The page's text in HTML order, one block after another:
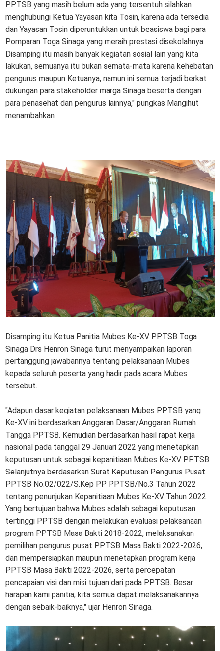
PPTSB yang masih belum ada yang tersentuh silahkan
menghubungi Ketua Yayasan kita Tosin, karena ada tersedia
dan Yayasan Tosin diperuntukkan untuk beasiswa bagi para
Pomparan Toga Sinaga yang meraih prestasi disekolahnya.
Disamping itu masih banyak kegiatan sosial lain yang kita
lakukan, semuanya itu bukan semata-mata karena kehebatan
pengurus maupun Ketuanya, namun ini semua terjadi berkat
dukungan para stakeholder marga Sinaga beserta dengan
para penasehat dan pengurus lainnya," pungkas Mangihut
menambahkan.
Disamping itu Ketua Panitia Mubes Ke-XV PPTSB Toga
Sinaga Drs Henron Sinaga turut menyampaikan laporan
pertanggung jawabannya tentang pelaksanaan Mubes
kepada seluruh peserta yang hadir pada acara Mubes
tersebut.
"Adapun dasar kegiatan pelaksanaan Mubes PPTSB yang
Ke-XV ini berdasarkan Anggaran Dasar/Anggaran Rumah
Tangga PPTSB. Kemudian berdasarkan hasil rapat kerja
nasional pada tanggal 29 Januari 2022 yang menetapkan
keputusan untuk sebagai kepanitiaan Mubes Ke-XV PPTSB.
Selanjutnya berdasarkan Surat Keputusan Pengurus Pusat
PPTSB No.02/022/S.Kep PP PPTSB/No.3 Tahun 2022
tentang penunjukan Kepanitiaan Mubes Ke-XV Tahun 2022.
Yang bertujuan bahwa Mubes adalah sebagai keputusan
tertinggi PPTSB dengan melakukan evaluasi pelaksanaan
program PPTSB Masa Bakti 2018-2022, melaksanakan
pemilihan pengurus pusat PPTSB Masa Bakti 2022-2026,
dan mempersiapkan maupun menetapkan program kerja
PPTSB Masa Bakti 2022-2026, serta percepatan
pencapaian visi dan misi tujuan dari pada PPTSB. Besar
harapan kami panitia, kita semua dapat melaksanakannya
dengan sebaik-baiknya," ujar Henron Sinaga.